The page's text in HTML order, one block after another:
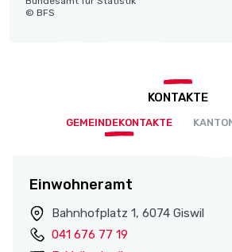
© BFS
KONTAKTE
GEMEINDEKONTAKTE
Einwohneramt
Bahnhofplatz 1, 6074 Giswil
041 676 77 19